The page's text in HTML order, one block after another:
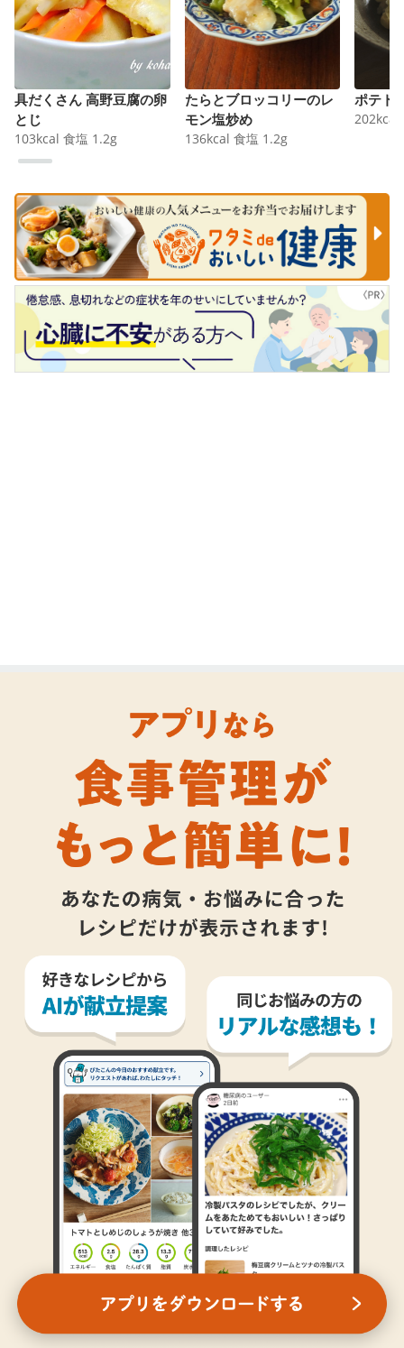
具だくさん 高野豆腐の卵
とじ
103kcal 食塩 1.2g
たらとブロッコリーのレ
モン塩炒め
136kcal 食塩 1.2g
ポテト
202kcal